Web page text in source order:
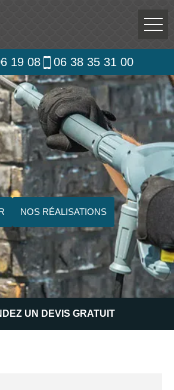
19 08 06 38 35 31 00
NOS RÉALISATIONS
UN DEVIS GRATUIT